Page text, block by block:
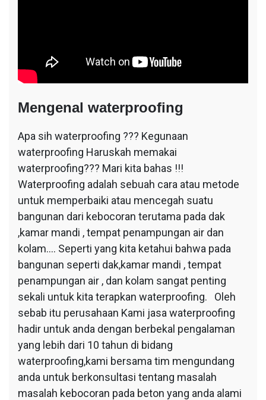
Mengenal waterproofing
Apa sih waterproofing ??? Kegunaan
waterproofing Haruskah memakai
waterproofing??? Mari kita bahas !!!
Waterproofing adalah sebuah cara atau metode
untuk memperbaiki atau mencegah suatu
bangunan dari kebocoran terutama pada dak
,kamar mandi , tempat penampungan air dan
kolam…. Seperti yang kita ketahui bahwa pada
bangunan seperti dak,kamar mandi , tempat
penampungan air , dan kolam sangat penting
sekali untuk kita terapkan waterproofing. Oleh
sebab itu perusahaan Kami jasa waterproofing
hadir untuk anda dengan berbekal pengalaman
yang lebih dari 10 tahun di bidang
waterproofing,kami bersama tim mengundang
anda untuk berkonsultasi tentang masalah
masalah kebocoran pada beton yang anda alami